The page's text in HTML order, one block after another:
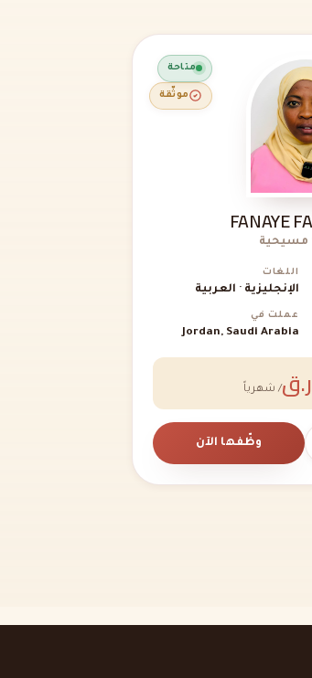
متاحة
موثّقة
FANAYE
· مسيحية
اللغات
الإنجليزية · العربية
عملت في
Jordan, Saudi Arabia
/ شهرياً
وظّفها الآن